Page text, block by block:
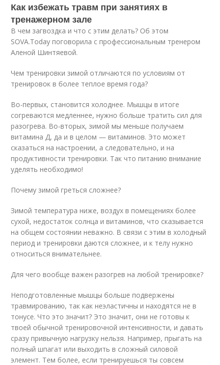
Как избежать травм при занятиях в
тренажерном зале
В чем загвоздка и что с этим делать? Об этом
SOVA.Today поговорила с профессиональным тренером
Аленой Шинтяевой.
Чем тренировки зимой отличаются по условиям от
тренировок в более теплое время года?
Во-первых, становится холоднее. Мышцы в итоге
согреваются медленнее, нужно больше тратить сил для
разогрева. Во-вторых, зимой мы меньше получаем
витамина Д, да и в целом — витаминов. Это может
сказаться на настроении, а следовательно, и на
продуктивности тренировки. Так что питанию внимание
уделять необходимо!
Почему зимой греться сложнее?
Зимой температура ниже, воздух в помещениях более
сухой, недостаток солнца и витаминов, что сказывается
на общем состоянии неважно. В связи с этим в холодный
период и тренировки даются сложнее, и к телу нужно
относиться внимательнее.
Для чего вообще важен разогрев на любой тренировке?
Неподготовленные мышцы больше подвержены
травмированию, так как неэластичны и находятся не в
тонусе. Что это значит? Это значит, они не готовы к
твоей обычной тренировочной интенсивности, и давать
сразу привычную нагрузку нельзя. Например, прыгать на
полный шпагат или выходить в сложный силовой
элемент. Тем более, если тренируешься ты совсем